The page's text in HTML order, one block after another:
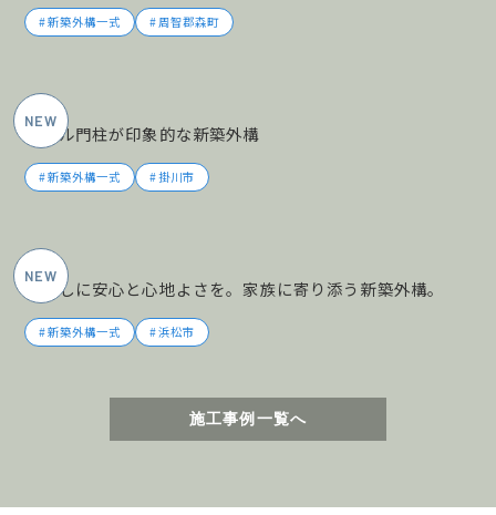
新築外構一式 周智郡森町
タイル門柱が印象的な新築外構
新築外構一式 掛川市
暮らしに安心と心地よさを。家族に寄り添う新築外構。
新築外構一式 浜松市
施工事例一覧へ